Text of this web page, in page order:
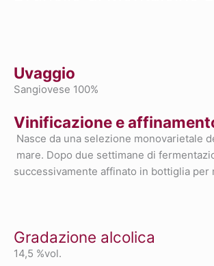
Uvaggio
Sangiovese 100%
Vinificazione e
Nasce da una selezione monovarietale
mare. Dopo due settimane di
successivamente affinato in bottiglia per
Gradazione alcolica
14,5 %vol.